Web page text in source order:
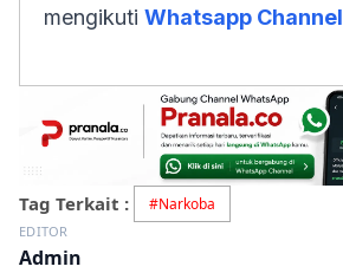
mengikuti Whatsapp Channel
Tag Terkait : #Narkoba
EDITOR
Admin